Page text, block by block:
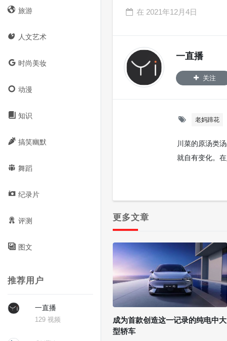
旅游
人文艺术
时尚美妆
动漫
知识
搞笑幽默
舞蹈
纪录片
评测
图文
推荐用户
一直播
129 视频
在 2021年12月4日
一直播
关注
老妈蹄花
川菜的原汤类
就自有变化。
更多文章
成为首款创造这一记录的纯电中大
型轿车